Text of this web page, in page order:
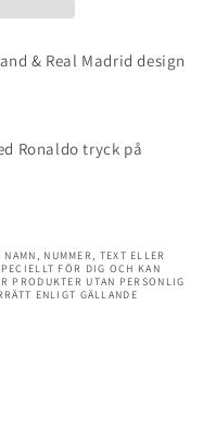
& Real Madrid design
Ronaldo tryck på
NUMMER, TEXT ELLER
FÖR DIG OCH KAN
PRODUKTER UTAN PERSONLIG
ENLIGT GÄLLANDE